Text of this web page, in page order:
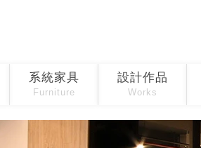
系統家具
Furniture
設計作品
Works